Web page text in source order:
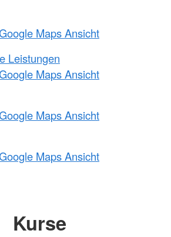
Maps Ansicht
Leistungen
Maps Ansicht
Maps Ansicht
Maps Ansicht
Kurse